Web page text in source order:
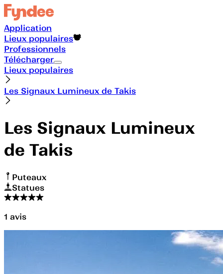
Application
Lieux populaires
Professionnels
Télécharger
Lieux populaires
Les Signaux Lumineux de Takis
Les Signaux Lumineux
de Takis
Puteaux
Statues
1 avis